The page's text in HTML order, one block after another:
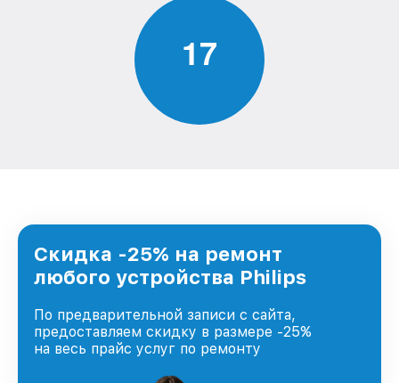
17
Скидка -25% на ремонт
любого устройства Philips
По предварительной записи с сайта,
предоставляем скидку в размере -25%
на весь прайс услуг по ремонту